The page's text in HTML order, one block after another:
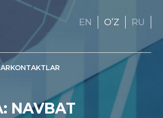
EN OʼZ RU
KONTAKTLAR
NAVBAT